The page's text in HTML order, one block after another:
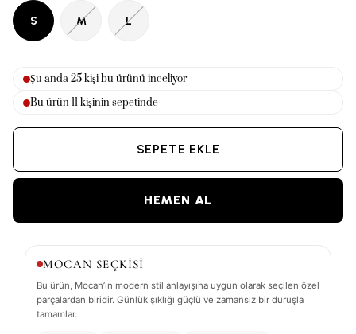
S M L
Şu anda28kişi bu ürünü inceliyor
Bu ürün11kişinin sepetinde
SEPETE EKLE
HEMEN AL
MOCAN SEÇKİSİ
Bu ürün, Mocan’ın modern stil anlayışına uygun olarak seçilen özel
parçalardan biridir. Günlük şıklığı güçlü ve zamansız bir duruşla
tamamlar.